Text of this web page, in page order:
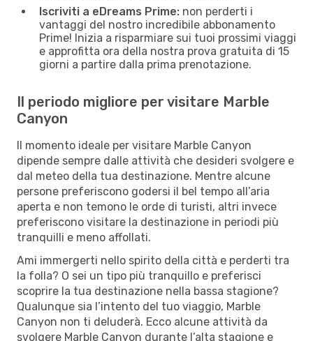
Iscriviti a eDreams Prime: non perderti i
vantaggi del nostro incredibile abbonamento
Prime! Inizia a risparmiare sui tuoi prossimi viaggi
e approfitta ora della nostra prova gratuita di 15
giorni a partire dalla prima prenotazione.
Il periodo migliore per visitare Marble
Canyon
Il momento ideale per visitare Marble Canyon
dipende sempre dalle attività che desideri svolgere e
dal meteo della tua destinazione. Mentre alcune
persone preferiscono godersi il bel tempo all’aria
aperta e non temono le orde di turisti, altri invece
preferiscono visitare la destinazione in periodi più
tranquilli e meno affollati.
Ami immergerti nello spirito della città e perderti tra
la folla? O sei un tipo più tranquillo e preferisci
scoprire la tua destinazione nella bassa stagione?
Qualunque sia l’intento del tuo viaggio, Marble
Canyon non ti deluderà. Ecco alcune attività da
svolgere Marble Canyon durante l’alta stagione e